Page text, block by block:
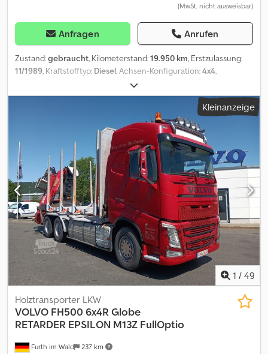
(MwSt. nicht ausweisbar)
Anfragen Anrufen
Zustand:gebraucht, Kilometerstand:19.950 km, Erstzulassung:
11/1989 , Kraftstofftyp: Diesel , Achsen-Konfiguration:4x4
, Baujahr:
Allradantrieb, Mercedes-Benz 1428 AF 4x4 (Zentral- und
Hinterachssperre, Untersetzung) mit 7 Sitzplätzen Wassertank:
2'500 Liter Pumpe: Metz mit 2'800 l/min zusätzliche Ausrüstung:
Schnellangriff rechts mit 50 Meter Schlauch Masse (LxBxH): 7100
x 2300 x 3000mm Radstand: 3800 mm Cjdpfxsfarx Uo Ab Terf
Bereifung: 275/70 R22.5
Kleinanzeige
1 / 49
Furth im Wald 237 km
Holztransporter LKW
VOLVO FH500 6x4R Globe
RETARDER EPSILON M13Z FullOptio